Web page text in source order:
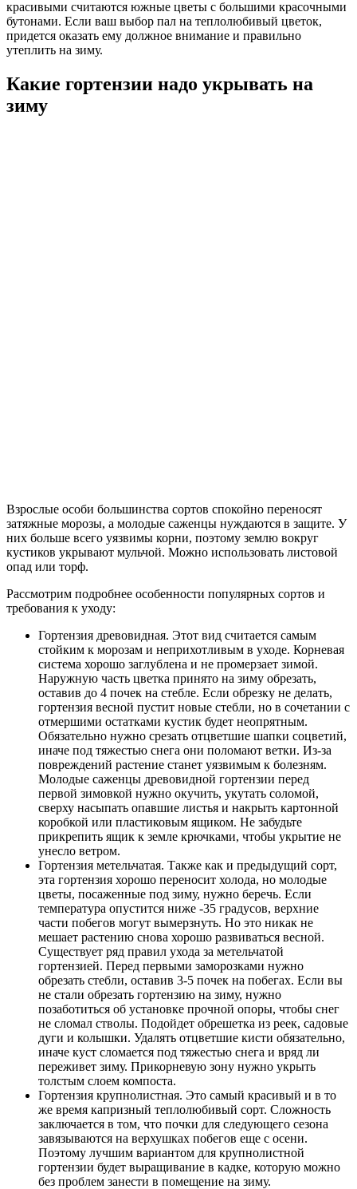
красивыми считаются южные цветы с большими красочными
бутонами. Если ваш выбор пал на теплолюбивый цветок,
придется оказать ему должное внимание и правильно
утеплить на зиму.
Какие гортензии надо укрывать на
зиму
Взрослые особи большинства сортов спокойно переносят
затяжные морозы, а молодые саженцы нуждаются в защите. У
них больше всего уязвимы корни, поэтому землю вокруг
кустиков укрывают мульчой. Можно использовать листовой
опад или торф.
Рассмотрим подробнее особенности популярных сортов и
требования к уходу:
Гортензия древовидная. Этот вид считается самым
стойким к морозам и неприхотливым в уходе. Корневая
система хорошо заглублена и не промерзает зимой.
Наружную часть цветка принято на зиму обрезать,
оставив до 4 почек на стебле. Если обрезку не делать,
гортензия весной пустит новые стебли, но в сочетании с
отмершими остатками кустик будет неопрятным.
Обязательно нужно срезать отцветшие шапки соцветий,
иначе под тяжестью снега они поломают ветки. Из-за
повреждений растение станет уязвимым к болезням.
Молодые саженцы древовидной гортензии перед
первой зимовкой нужно окучить, укутать соломой,
сверху насыпать опавшие листья и накрыть картонной
коробкой или пластиковым ящиком. Не забудьте
прикрепить ящик к земле крючками, чтобы укрытие не
унесло ветром.
Гортензия метельчатая. Также как и предыдущий сорт,
эта гортензия хорошо переносит холода, но молодые
цветы, посаженные под зиму, нужно беречь. Если
температура опустится ниже -35 градусов, верхние
части побегов могут вымерзнуть. Но это никак не
мешает растению снова хорошо развиваться весной.
Существует ряд правил ухода за метельчатой
гортензией. Перед первыми заморозками нужно
обрезать стебли, оставив 3-5 почек на побегах. Если вы
не стали обрезать гортензию на зиму, нужно
позаботиться об установке прочной опоры, чтобы снег
не сломал стволы. Подойдет обрешетка из реек, садовые
дуги и колышки. Удалять отцветшие кисти обязательно,
иначе куст сломается под тяжестью снега и вряд ли
переживет зиму. Прикорневую зону нужно укрыть
толстым слоем компоста.
Гортензия крупнолистная. Это самый красивый и в то
же время капризный теплолюбивый сорт. Сложность
заключается в том, что почки для следующего сезона
завязываются на верхушках побегов еще с осени.
Поэтому лучшим вариантом для крупнолистной
гортензии будет выращивание в кадке, которую можно
без проблем занести в помещение на зиму.